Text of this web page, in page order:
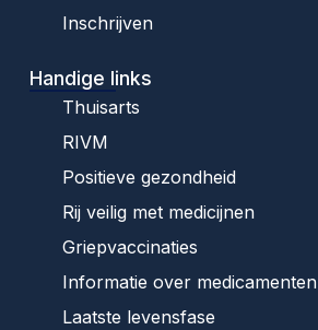
Inschrijven
Handige links
Thuisarts
RIVM
Positieve gezondheid
Rij veilig met medicijnen
Griepvaccinaties
Informatie over medicamenten
Laatste levensfase